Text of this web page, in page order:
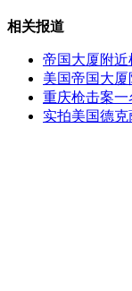
轿车停码头遭
实拍：“盲人”
相关报道
帝国大厦附
美国帝国大
重庆枪击案
实拍美国德